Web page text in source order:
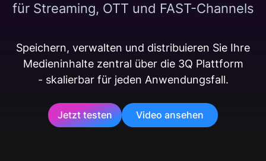
für Streaming, OTT und FAST-Channels
Speichern, verwalten und distribuieren Sie Ihre
Medieninhalte zentral über die 3Q Plattform
- skalierbar für jeden Anwendungsfall.
Jetzt testen Video ansehen